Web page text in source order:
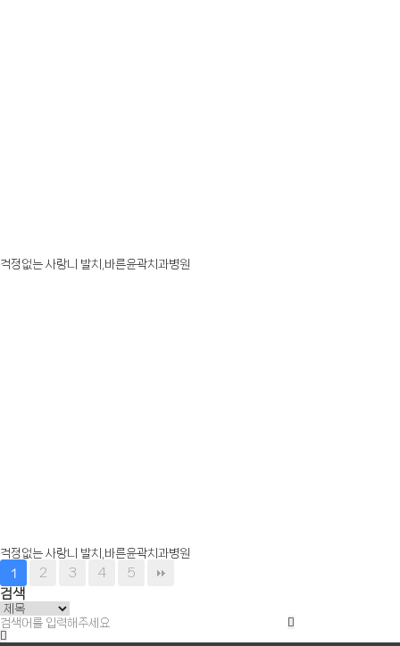
걱정없는 사랑니 발치,바른윤곽치과병원
걱정없는 사랑니 발치,바른윤곽치과병원
1
2 3 4 5
검색